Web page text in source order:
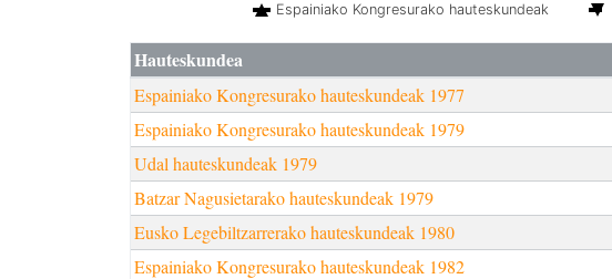
Espainiako Kongresurako hauteskundeak
Hauteskundea
Espainiako Kongresurako hauteskundeak 1977
Espainiako Kongresurako hauteskundeak 1979
Udal hauteskundeak 1979
Batzar Nagusietarako hauteskundeak 1979
Eusko Legebiltzarrerako hauteskundeak 1980
Espainiako Kongresurako hauteskundeak 1982